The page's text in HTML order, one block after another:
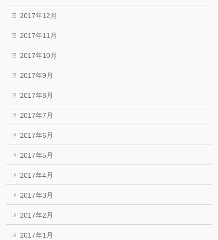
2017年12月
2017年11月
2017年10月
2017年9月
2017年8月
2017年7月
2017年6月
2017年5月
2017年4月
2017年3月
2017年2月
2017年1月